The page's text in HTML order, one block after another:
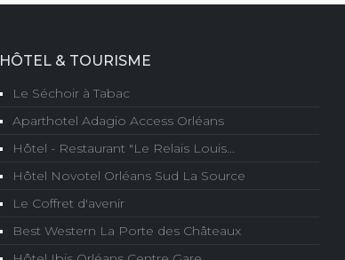
HÔTEL & TOURISME
Le Séchoir à Tabac
Aparthotel Adagio Access Orléans
Hôtel - Restaurant "Le Relais Louis...
Hôtel Novotel Orléans Sud La Source
Le Coffret d'avenir
Best Western La Porte des Châteaux